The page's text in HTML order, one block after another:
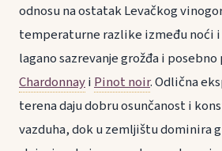
odnosu na ostatak Levačkog
temperaturne razlike između noći i
lagano sazrevanje grožđa i
Chardonnayi Pinot noir. Odlična
terena daju dobru osunčanost i
vazduha, dok u zemljištu dominira